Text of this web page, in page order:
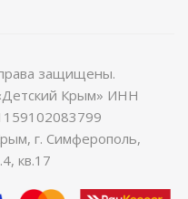
защищены.
Крым» ИНН
г. Симферополь,
кв.17